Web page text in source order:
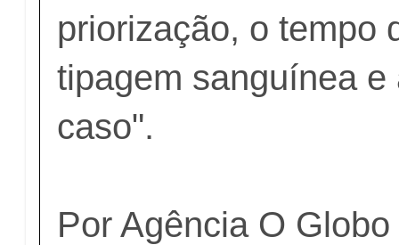
priorização, o tempo
tipagem sanguínea
caso".
Por Agência O Globo